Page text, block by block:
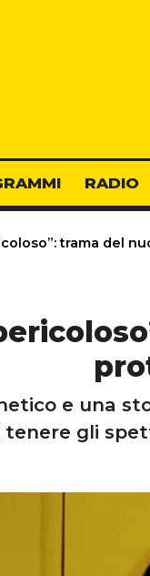
RADIO
trama del
e una
gli